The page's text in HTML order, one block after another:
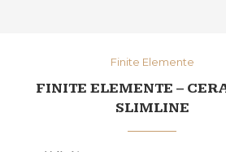
Finite Elemente
FINITE ELEMENTE –
SLIMLINE